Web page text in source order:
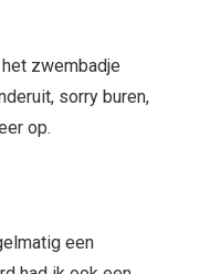
het zwembadje
sorry buren,
op.
een